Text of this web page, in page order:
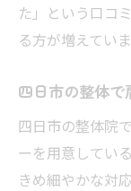
た」という口コ
る方が増えていま
四日市の整体
四日市の整体院
ーを用意してい
きめ細やかな対